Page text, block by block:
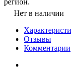
Нет в наличии
Отзывы
Комментарии